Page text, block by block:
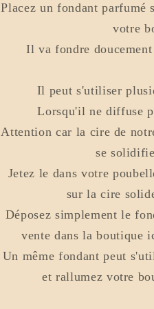
Placez un fondant
votre
Il va fondre
Il peut s'utiliser
Lorsqu'il ne diffuse
Attention car la cire de
se
Jetez le dans votre
sur la cire
Déposez simplement le
vente dans la boutique
Un même fondant peut
et rallumez votre